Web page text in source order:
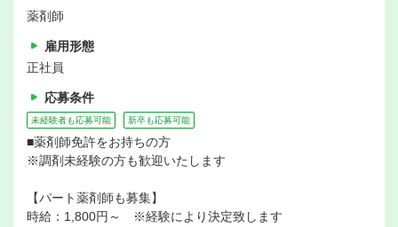
薬剤師
雇用形態
正社員
応募条件
未経験者も応募可能 新卒も応募可能
■薬剤師免許をお持ちの方
※調剤未経験の方も歓迎いたします
【パート薬剤師も募集】
時給：1,800円～ ※経験により決定致します